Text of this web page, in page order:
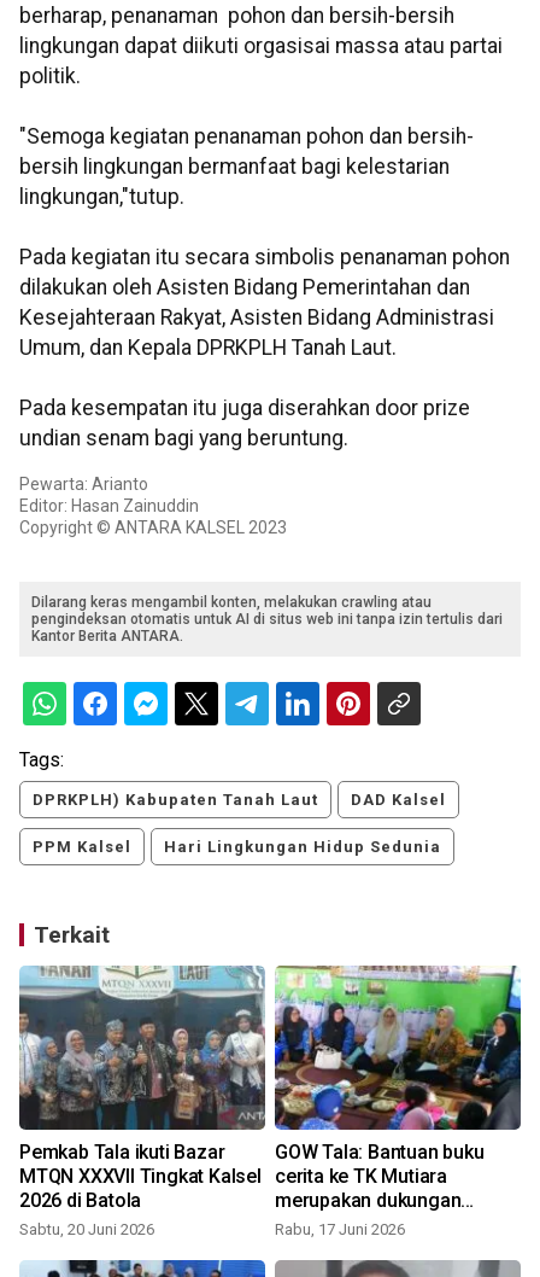
berharap, penanaman pohon dan bersih-bersih
lingkungan dapat diikuti orgasisai massa atau partai
politik.
"Semoga kegiatan penanaman pohon dan bersih-
bersih lingkungan bermanfaat bagi kelestarian
lingkungan,"tutup.
Pada kegiatan itu secara simbolis penanaman pohon
dilakukan oleh Asisten Bidang Pemerintahan dan
Kesejahteraan Rakyat, Asisten Bidang Administrasi
Umum, dan Kepala DPRKPLH Tanah Laut.
Pada kesempatan itu juga diserahkan door prize
undian senam bagi yang beruntung.
Pewarta: Arianto
Editor: Hasan Zainuddin
Copyright © ANTARA KALSEL 2023
Dilarang keras mengambil konten, melakukan crawling atau
pengindeksan otomatis untuk AI di situs web ini tanpa izin tertulis dari
Kantor Berita ANTARA.
Tags:
DPRKPLH) Kabupaten Tanah Laut DAD Kalsel
PPM Kalsel Hari Lingkungan Hidup Sedunia
Terkait
Pemkab Tala ikuti Bazar
MTQN XXXVII Tingkat Kalsel
2026 di Batola
Sabtu, 20 Juni 2026
GOW Tala: Bantuan buku
cerita ke TK Mutiara
merupakan dukungan
literasi anak usia dini
Rabu, 17 Juni 2026